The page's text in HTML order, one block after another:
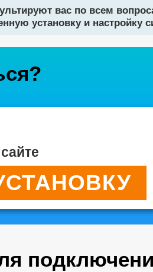
вас по всем
установку и настройку